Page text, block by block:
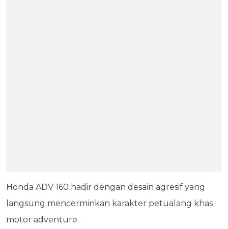
Honda ADV 160 hadir dengan desain agresif yang
langsung mencerminkan karakter petualang khas
motor adventure.